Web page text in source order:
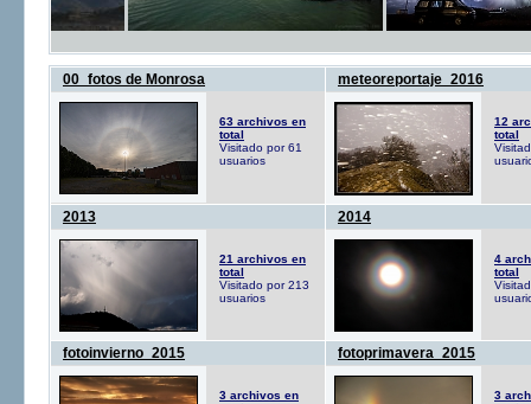
00_fotos de Monrosa
63 archivos en
total
Visitado por 61
usuarios
meteoreportaje_2016
12
total
2013
21 archivos en
total
Visitado por 213
usuarios
2014
4
total
fotoinvierno_2015
3 archivos en
fotoprimavera_2015
3